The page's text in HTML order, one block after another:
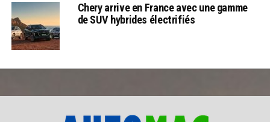
Chery arrive en France avec une gamme
de SUV hybrides électrifiés